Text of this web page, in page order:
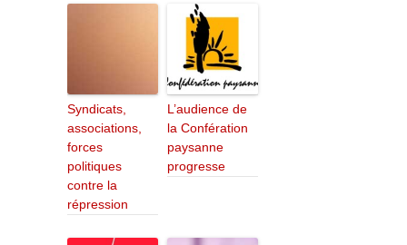
Syndicats,
associations,
forces
politiques
contre la
répression
L’audience de
la Confération
paysanne
progresse